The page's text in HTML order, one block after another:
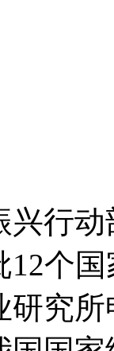
兴行
个
研究